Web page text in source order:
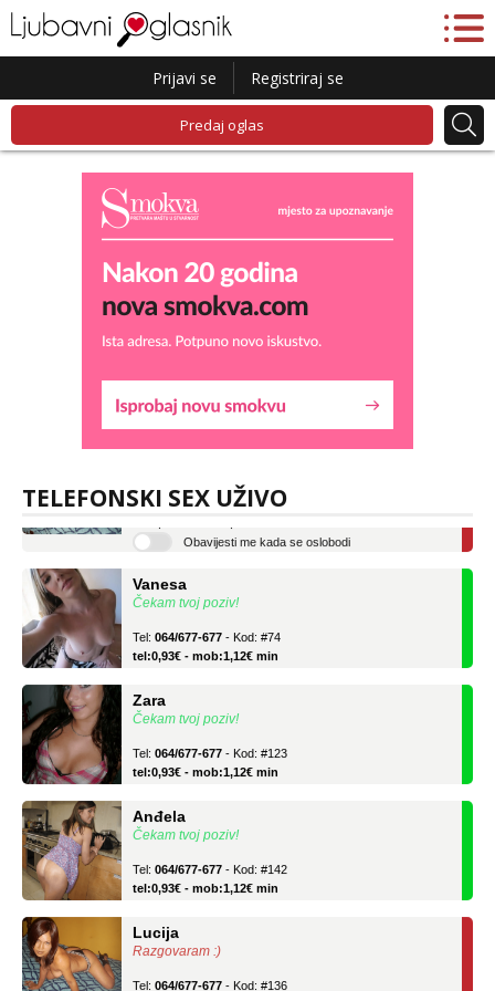
Prijavi se Registriraj se
Predaj oglas
TELEFONSKI SEX UŽIVO
Tel:064/677-677 - Kod: #136
tel:0,93€ - mob:1,12€ min
Obavijesti me kada se oslobodi
Čekam tvoj poziv!
tel:0,93€ - mob:1,12€ min
Čekam tvoj poziv!
tel:0,93€ - mob:1,12€ min
Čekam tvoj poziv!
tel:0,93€ - mob:1,12€ min
Razgovaram :)